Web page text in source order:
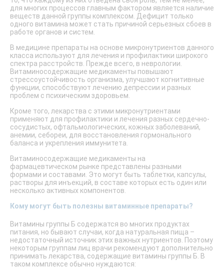
для многих процессов главным фактором является наличие
веществ данной группы комплексом. Дефицит только
одного витамина может стать причиной серьезных сбоев в
работе органов и систем.
В медицине препараты на основе микронутриентов данного
класса используют для лечения и профилактики широкого
спектра расстройств. Прежде всего, в неврологии.
Витаминосодержащие медикаменты повышают
стрессоустойчивость организма, улучшают когнитивные
функции, способствуют лечению депрессии и разных
проблем с психическим здоровьем.
Кроме того, лекарства с этими микронутриентами
применяют для профилактики и лечения разных сердечно-
сосудистых, офтальмологических, кожных заболеваний,
анемии, себореи, для восстановления гормонального
баланса и укрепления иммунитета.
Витаминосодержащие медикаменты на
фармацевтическом рынке представлены разными
формами и составами. Это могут быть таблетки, капсулы,
растворы для инъекций, в составе которых есть один или
несколько активных компонентов.
Кому могут быть полезны витаминные препараты?
Витамины группы Б содержатся во многих продуктах
питания, но бывают случаи, когда натуральная пища –
недостаточный источник этих важных нутриентов. Поэтому
некоторым группам лиц врачи рекомендуют дополнительно
принимать лекарства, содержащие витамины группы Б. В
таком комплексе обычно нуждаются: